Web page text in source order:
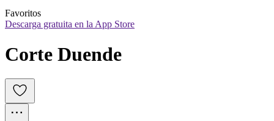
Favoritos
Descarga gratuita en la App Store
Corte Duende